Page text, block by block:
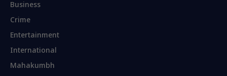
Business
Crime
Entertainment
International
Mahakumbh